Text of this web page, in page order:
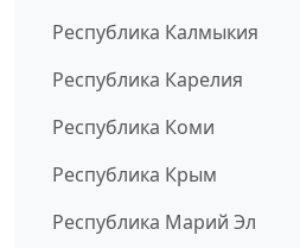
Республика Калмыкия
Республика Карелия
Республика Коми
Республика Крым
Республика Марий Эл